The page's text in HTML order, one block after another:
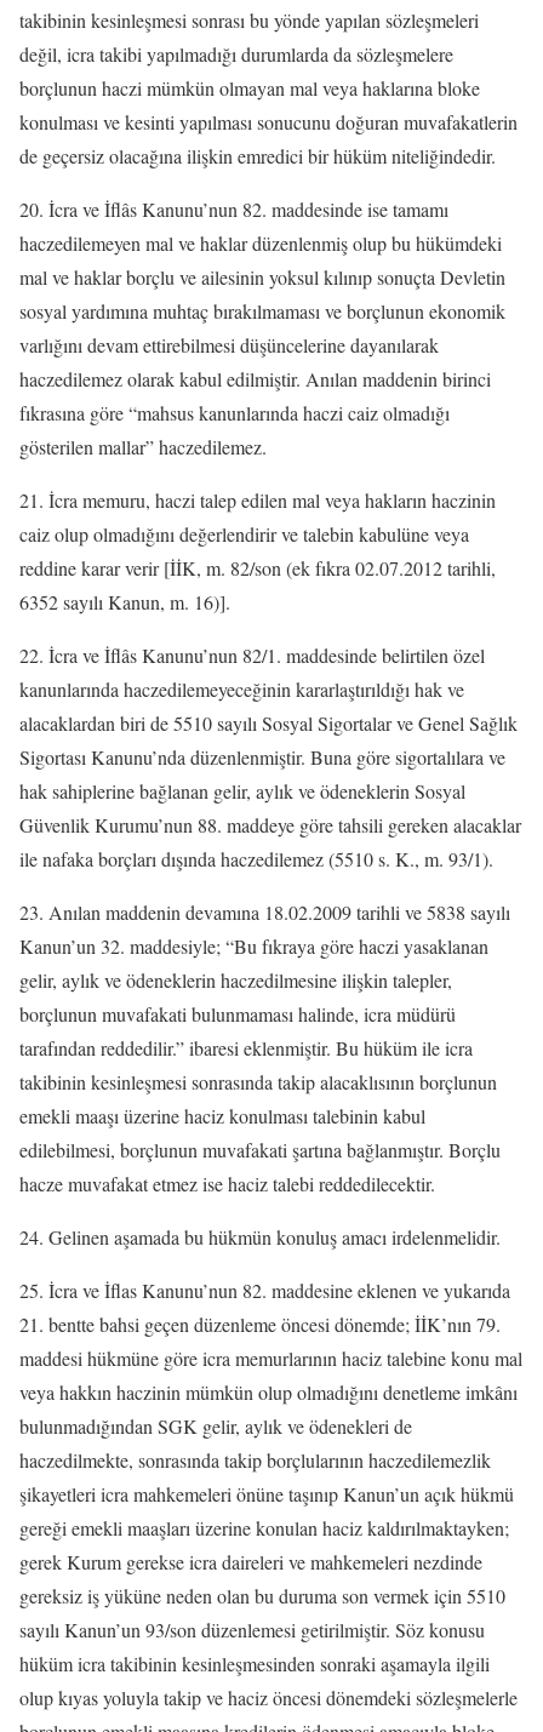
takibinin kesinleşmesi sonrası bu yönde yapılan sözleşmeleri
değil, icra takibi yapılmadığı durumlarda da sözleşmelere
borçlunun haczi mümkün olmayan mal veya haklarına bloke
konulması ve kesinti yapılması sonucunu doğuran muvafakatlerin
de geçersiz olacağına ilişkin emredici bir hüküm niteliğindedir.
20. İcra ve İflâs Kanunu’nun 82. maddesinde ise tamamı
haczedilemeyen mal ve haklar düzenlenmiş olup bu hükümdeki
mal ve haklar borçlu ve ailesinin yoksul kılınıp sonuçta Devletin
sosyal yardımına muhtaç bırakılmaması ve borçlunun ekonomik
varlığını devam ettirebilmesi düşüncelerine dayanılarak
haczedilemez olarak kabul edilmiştir. Anılan maddenin birinci
fıkrasına göre “mahsus kanunlarında haczi caiz olmadığı
gösterilen mallar” haczedilemez.
21. İcra memuru, haczi talep edilen mal veya hakların haczinin
caiz olup olmadığını değerlendirir ve talebin kabulüne veya
reddine karar verir [İİK, m. 82/son (ek fıkra 02.07.2012 tarihli,
6352 sayılı Kanun, m. 16)].
22. İcra ve İflâs Kanunu’nun 82/1. maddesinde belirtilen özel
kanunlarında haczedilemeyeceğinin kararlaştırıldığı hak ve
alacaklardan biri de 5510 sayılı Sosyal Sigortalar ve Genel Sağlık
Sigortası Kanunu’nda düzenlenmiştir. Buna göre sigortalılara ve
hak sahiplerine bağlanan gelir, aylık ve ödeneklerin Sosyal
Güvenlik Kurumu’nun 88. maddeye göre tahsili gereken alacaklar
ile nafaka borçları dışında haczedilemez (5510 s. K., m. 93/1).
23. Anılan maddenin devamına 18.02.2009 tarihli ve 5838 sayılı
Kanun’un 32. maddesiyle; “Bu fıkraya göre haczi yasaklanan
gelir, aylık ve ödeneklerin haczedilmesine ilişkin talepler,
borçlunun muvafakati bulunmaması halinde, icra müdürü
tarafından reddedilir.” ibaresi eklenmiştir. Bu hüküm ile icra
takibinin kesinleşmesi sonrasında takip alacaklısının borçlunun
emekli maaşı üzerine haciz konulması talebinin kabul
edilebilmesi, borçlunun muvafakati şartına bağlanmıştır. Borçlu
hacze muvafakat etmez ise haciz talebi reddedilecektir.
24. Gelinen aşamada bu hükmün konuluş amacı irdelenmelidir.
25. İcra ve İflas Kanunu’nun 82. maddesine eklenen ve yukarıda
21. bentte bahsi geçen düzenleme öncesi dönemde; İİK’nın 79.
maddesi hükmüne göre icra memurlarının haciz talebine konu mal
veya hakkın haczinin mümkün olup olmadığını denetleme imkânı
bulunmadığından SGK gelir, aylık ve ödenekleri de
haczedilmekte, sonrasında takip borçlularının haczedilemezlik
şikayetleri icra mahkemeleri önüne taşınıp Kanun’un açık hükmü
gereği emekli maaşları üzerine konulan haciz kaldırılmaktayken;
gerek Kurum gerekse icra daireleri ve mahkemeleri nezdinde
gereksiz iş yüküne neden olan bu duruma son vermek için 5510
sayılı Kanun’un 93/son düzenlemesi getirilmiştir. Söz konusu
hüküm icra takibinin kesinleşmesinden sonraki aşamayla ilgili
olup kıyas yoluyla takip ve haciz öncesi dönemdeki sözleşmelerle